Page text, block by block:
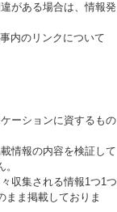
がある場合は、情報発
内のリンクについて
ーションに資するもの
情報の内容を検証して
収集される情報1つ1つ
まま掲載しておりま